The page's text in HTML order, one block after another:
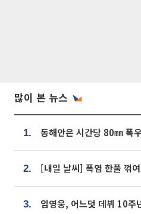
많이 본 뉴스
1.
2.
3.